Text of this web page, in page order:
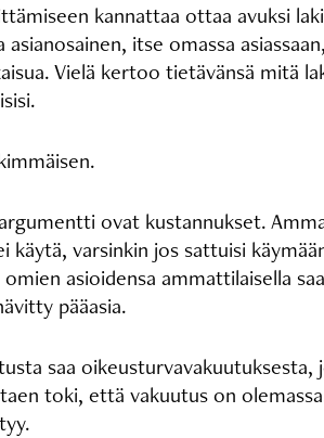
kannattaa ottaa avuksi
itse omassa
Vielä kertoo tietävänsä mitä
ovat kustannukset.
käytä, varsinkin jos sattuisi
asioidensa ammattilaisella
pääasia.
saa oikeusturvavakuutuksesta,
toki, että vakuutus on